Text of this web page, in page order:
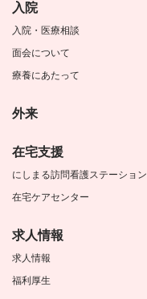
入院
入院・医療相談
面会について
療養にあたって
外来
在宅支援
にしまる訪問看護ステーション
在宅ケアセンター
求人情報
求人情報
福利厚生